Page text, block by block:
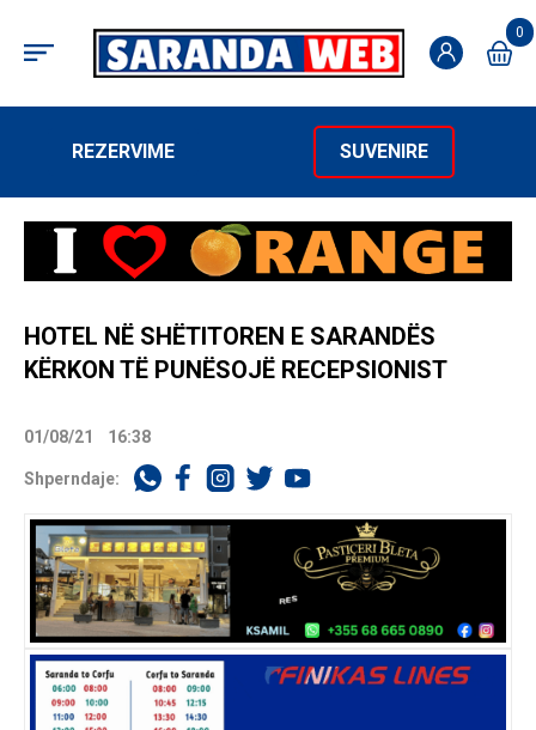
0
REZERVIME SUVENIRE
HOTEL NË SHËTITOREN E SARANDËS
KËRKON TË PUNËSOJË RECEPSIONIST
01/08/21 16:38
Shperndaje: